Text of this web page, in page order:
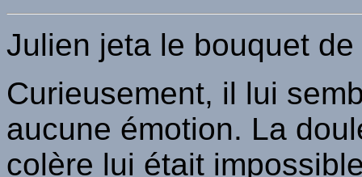
Julien jeta le bouquet
Curieusement, il lui
aucune émotion. La
colère lui était